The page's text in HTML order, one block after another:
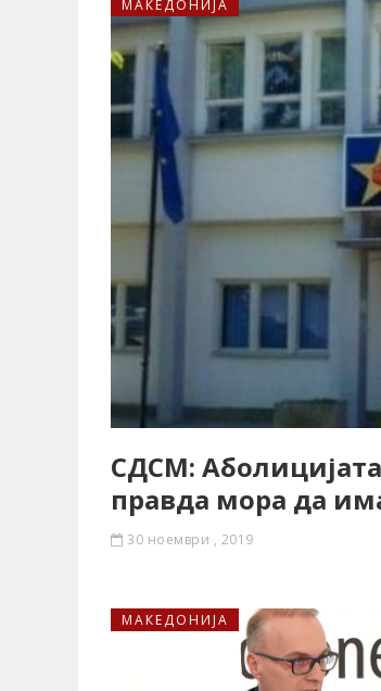
МАКЕДОНИЈА
СДСМ:
правда мора да
30 ноември , 2019
МАКЕДОНИЈА